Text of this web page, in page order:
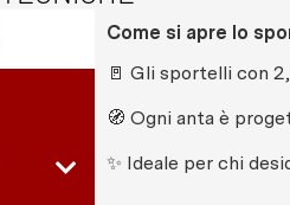
Come si apre lo
🚪 Gli sportelli con
🧭 Ogni anta è
✨ Ideale per chi